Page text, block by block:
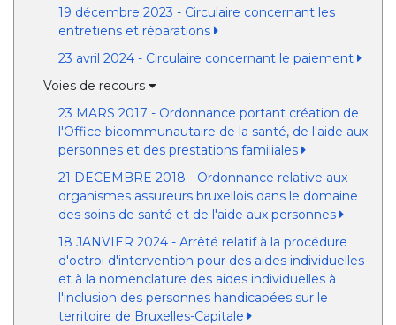
19 décembre 2023 - Circulaire concernant les
entretiens et réparations
23 avril 2024 - Circulaire concernant le paiement
Voies de recours
23 MARS 2017 - Ordonnance portant création de
l'Office bicommunautaire de la santé, de l'aide aux
personnes et des prestations familiales
21 DECEMBRE 2018 - Ordonnance relative aux
organismes assureurs bruxellois dans le domaine
des soins de santé et de l'aide aux personnes
18 JANVIER 2024 - Arrêté relatif à la procédure
d'octroi d'intervention pour des aides individuelles
et à la nomenclature des aides individuelles à
l'inclusion des personnes handicapées sur le
territoire de Bruxelles-Capitale